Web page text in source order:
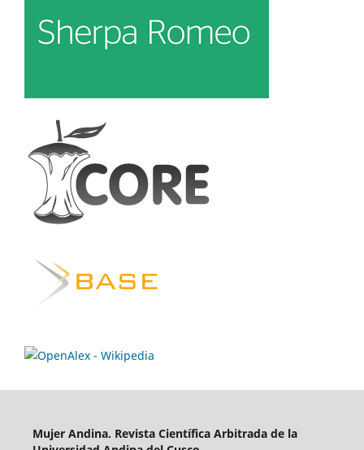
Mujer Andina. Revista Científica Arbitrada de la